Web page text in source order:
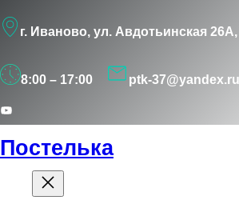
к
г. Иваново, ул. Авдотьинская
8:00 – 17:00 ptk-37@yandex.ru
YouTube
Постелька